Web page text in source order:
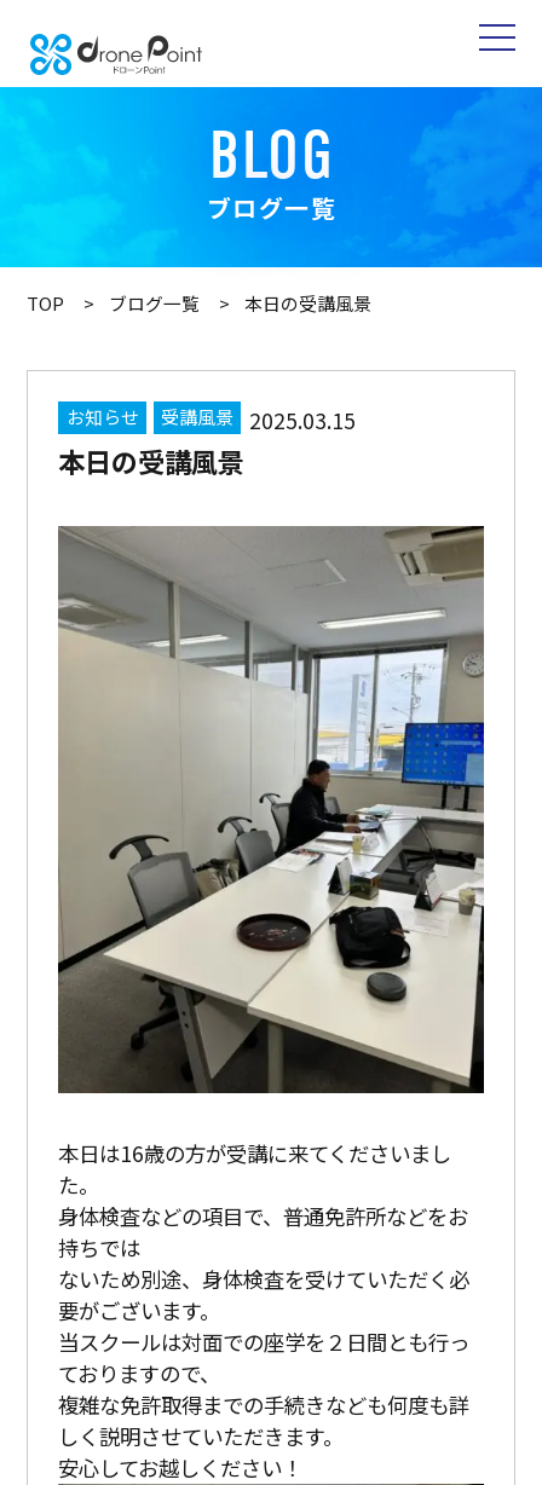
BLOG
ブログ一覧
TOP ブログ一覧 本日の受講風景
お知らせ 受講風景 2025.03.15
本日の受講風景
本日は16歳の方が受講に来てくださいまし
た。
身体検査などの項目で、普通免許所などをお
持ちでは
ないため別途、身体検査を受けていただく必
要がございます。
当スクールは対面での座学を２日間とも行っ
ておりますので、
複雑な免許取得までの手続きなども何度も詳
しく説明させていただきます。
安心してお越しください！